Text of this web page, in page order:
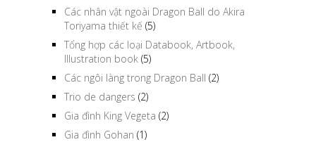
Các nhân vật ngoài Dragon Ball do Akira
Toriyama thiết kế (5)
Tổng hợp các loại Databook, Artbook,
Illustration book (5)
Các ngôi làng trong Dragon Ball (2)
Trio de dangers (2)
Gia đình King Vegeta (2)
Gia đình Gohan (1)